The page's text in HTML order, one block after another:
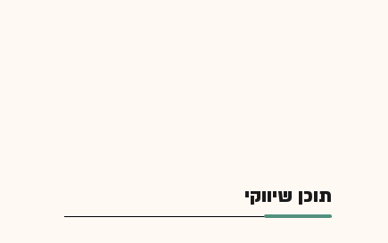
תוכן שיווקי